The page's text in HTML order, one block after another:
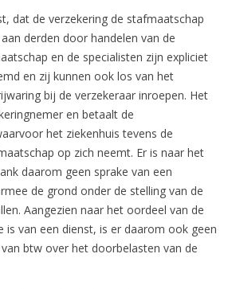
dat de verzekering de stafmaatschap
derden door handelen van de
en de specialisten zijn expliciet
en zij kunnen ook los van het
bij de verzekeraar inroepen. Het
en betaalt de
het ziekenhuis tevens de
op zich neemt. Er is naar het
daarom geen sprake van een
de grond onder de stelling van de
Aangezien naar het oordeel van de
is van een dienst, is er daarom ook geen
btw over het doorbelasten van de